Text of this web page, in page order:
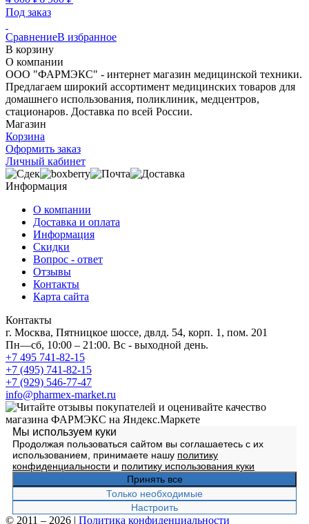
Под заказ
СравнениеВ избранное
В корзину
О компании
ООО "ФАРМЭКС" - интернет магазин медицинской техники.
Предлагаем широкий ассортимент медицинских товаров для
домашнего использования, поликлиник, медцентров,
стационаров. Доставка по всей России.
Магазин
Корзина
Оформить заказ
Личный кабинет
Информация
О компании
Доставка и оплата
Информация
Скидки
Вопрос - ответ
Отзывы
Контакты
Карта сайта
Контакты
г. Москва, Пятницкое шоссе, двлд. 54, корп. 1, пом. 201
Пн—сб, 10:00 – 21:00. Вс - выходной день.
+7 495 741-82-15
+7 (495) 741-82-15
+7 (929) 546-77-47
info@pharmex-market.ru
Мы используем куки
Продолжая пользоваться сайтом вы соглашаетесь с их
использованием, принимаете нашу политику
конфиденциальности и политику использования куки
Принять все
Только необходимые
Настроить
© 2011 – 2026 | Политика конфиденциальности